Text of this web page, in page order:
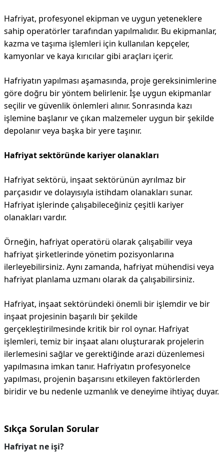
Hafriyat, profesyonel ekipman ve uygun yeteneklere
sahip operatörler tarafından yapılmalıdır. Bu ekipmanlar,
kazma ve taşıma işlemleri için kullanılan kepçeler,
kamyonlar ve kaya kırıcılar gibi araçları içerir.
Hafriyatın yapılması aşamasında, proje gereksinimlerine
göre doğru bir yöntem belirlenir. İşe uygun ekipmanlar
seçilir ve güvenlik önlemleri alınır. Sonrasında kazı
işlemine başlanır ve çıkan malzemeler uygun bir şekilde
depolanır veya başka bir yere taşınır.
Hafriyat sektöründe kariyer olanakları
Hafriyat sektörü, inşaat sektörünün ayrılmaz bir
parçasıdır ve dolayısıyla istihdam olanakları sunar.
Hafriyat işlerinde çalışabileceğiniz çeşitli kariyer
olanakları vardır.
Örneğin, hafriyat operatörü olarak çalışabilir veya
hafriyat şirketlerinde yönetim pozisyonlarına
ilerleyebilirsiniz. Aynı zamanda, hafriyat mühendisi veya
hafriyat planlama uzmanı olarak da çalışabilirsiniz.
Hafriyat, inşaat sektöründeki önemli bir işlemdir ve bir
inşaat projesinin başarılı bir şekilde
gerçekleştirilmesinde kritik bir rol oynar. Hafriyat
işlemleri, temiz bir inşaat alanı oluşturarak projelerin
ilerlemesini sağlar ve gerektiğinde arazi düzenlemesi
yapılmasına imkan tanır. Hafriyatın profesyonelce
yapılması, projenin başarısını etkileyen faktörlerden
biridir ve bu nedenle uzmanlık ve deneyime ihtiyaç duyar.
Sıkça Sorulan Sorular
Hafriyat ne işi?